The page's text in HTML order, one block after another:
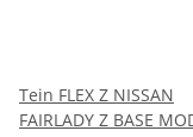
Tein FLEX Z NISSAN
FAIRLADY Z BASE